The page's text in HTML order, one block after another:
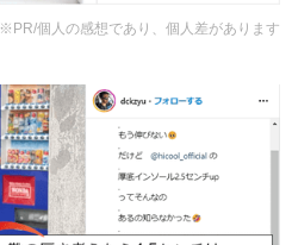
※PR/個人の感想であり、個人差があります